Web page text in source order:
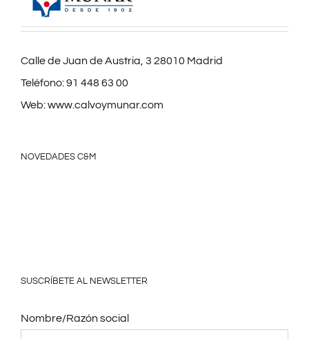
Calle de Juan de Austria, 3 28010 Madrid
Teléfono:91 448 63 00
Web:www.calvoymunar.com
NOVEDADES C&M
SUSCRÍBETE AL NEWSLETTER
Nombre/Razón social